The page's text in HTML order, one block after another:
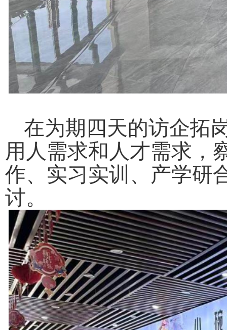
在为期四天的访企拓
用人需求和人才需求，
作、实习实训、产学研
讨。